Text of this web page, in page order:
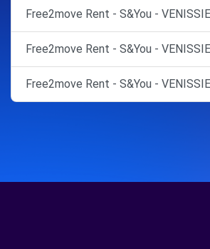
Free2move Rent - S&You -
Free2move Rent - S&You -
Free2move Rent - S&You -